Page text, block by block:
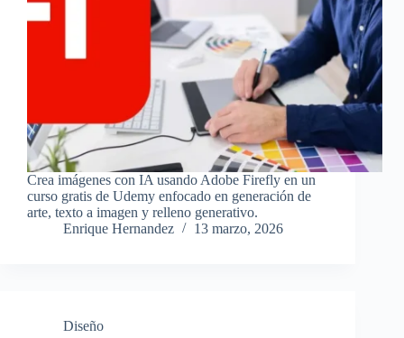
Crea imágenes con IA usando Adobe Firefly en un
curso gratis de Udemy enfocado en generación de
arte, texto a imagen y relleno generativo.
Enrique Hernandez
13 marzo, 2026
Diseño